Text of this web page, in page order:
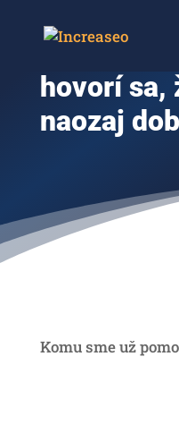
Robíme
hovorí sa,
naozaj
Komu sme už